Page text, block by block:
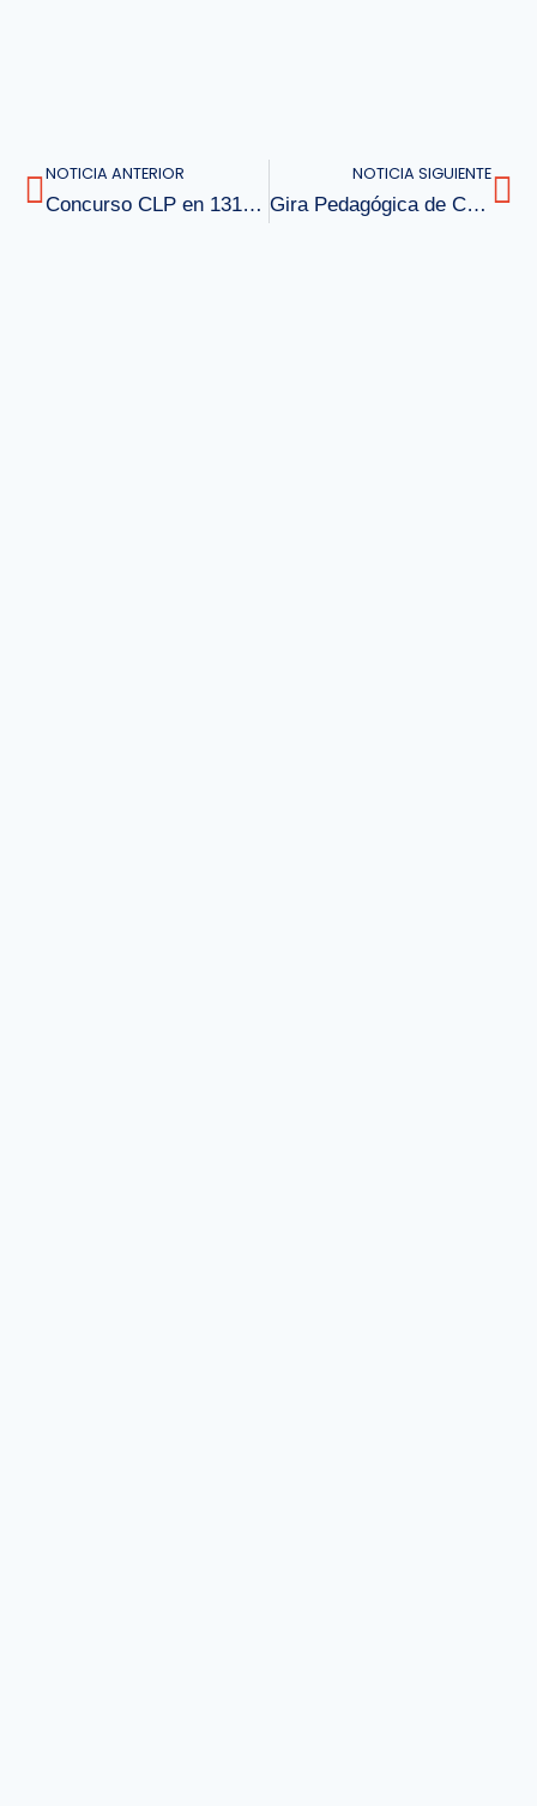
NOTICIA ANTERIOR
Concurso CLP en 131 Palabras
NOTICIA SIGUIENTE
Gira Pedagógica de Cuarto Medio Lille